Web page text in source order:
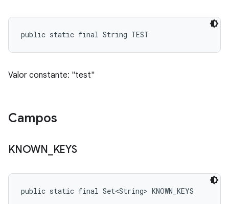
public static final String TEST
Valor constante: "test"
Campos
KNOWN KEYS
public static final Set<String> KNOWN_KEYS